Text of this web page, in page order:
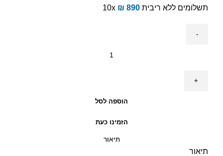
תשלומים ללא ריבית
₪ 890
אחריות
הוספה לסל
הזמינו כעת
תיאור
תיאור